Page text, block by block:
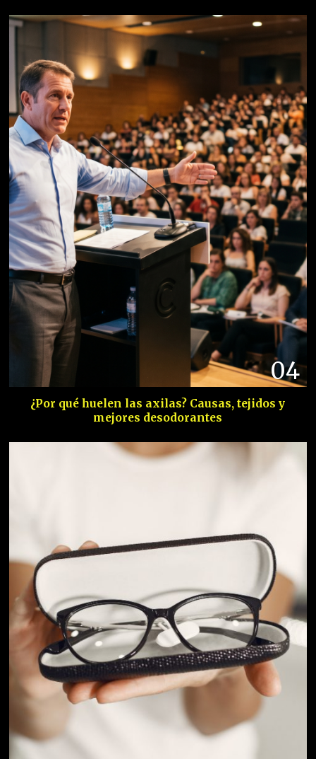
04
¿Por qué huelen las axilas? Causas, tejidos y
mejores desodorantes